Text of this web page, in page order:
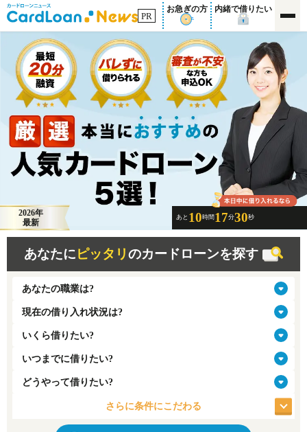
PR
お急ぎの方 内緒で借りたい
2026年
最新
あと 10時間17分30秒
あなたにピッタリのカードローンを探す
さらに条件にこだわる